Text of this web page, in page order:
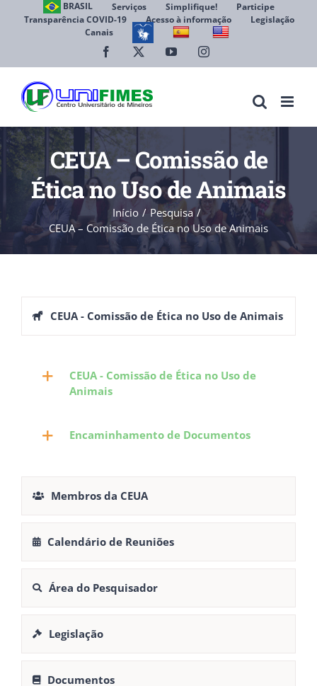
BRASIL Serviços Simplifique!
Participe
Transparência COVID-19
Acesso à informação
Legislação
Canais
Facebook YouTubeInstagram
CEUA – Comissão de
Ética no Uso de Animais
Início
Pesquisa
CEUA – Comissão de Ética no Uso de Animais
CEUA - Comissão de Ética no Uso de Animais
CEUA - Comissão de Ética no Uso de
Animais
Encaminhamento de Documentos
Membros da CEUA
Calendário de Reuniões
Área do Pesquisador
Legislação
Documentos